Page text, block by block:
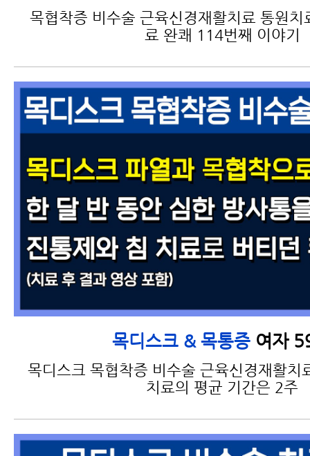
목협착증 비수술 근육신경재활치료 통원치
료 완쾌 114번째 이야기
목디스크 & 목통증 여자
목디스크 목협착증 비수술 근육신경재활치
치료의 평균 기간은 2주